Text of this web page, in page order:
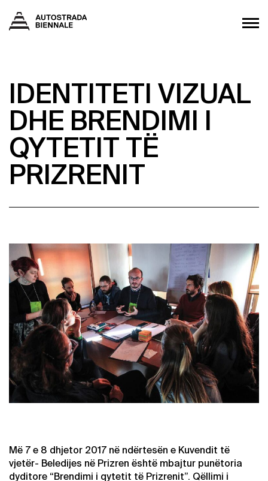
IDENTITETI VIZUAL
DHE BRENDIMI I
QYTETIT TË
PRIZRENIT
Më 7 e 8 dhjetor 2017 në ndërtesën e Kuvendit të
vjetër- Beledijes në Prizren është mbajtur punëtoria
dyditore “Brendimi i qytetit të Prizrenit”. Qëllimi i